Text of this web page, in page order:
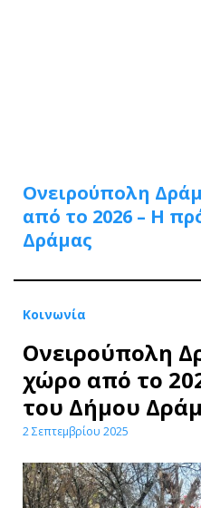
Ονειρούπολη
από το 2026 – Η
Δράμας
Κοινωνία
Ονειρούπολη
χώρο από το
του Δήμου
2 Σεπτεμβρίου 2025